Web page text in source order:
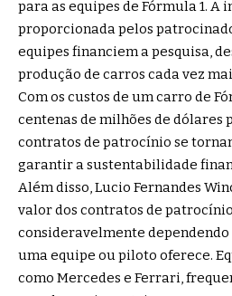
para as equipes de Fórmula 1. A
proporcionada pelos
equipes financiem a pesquisa,
produção de carros cada vez
Com os custos de um carro de
centenas de milhões de dólares
contratos de patrocínio se
garantir a sustentabilidade
Além disso, Lucio Fernandes
valor dos contratos de
consideravelmente
uma equipe ou piloto oferece.
como Mercedes e Ferrari,